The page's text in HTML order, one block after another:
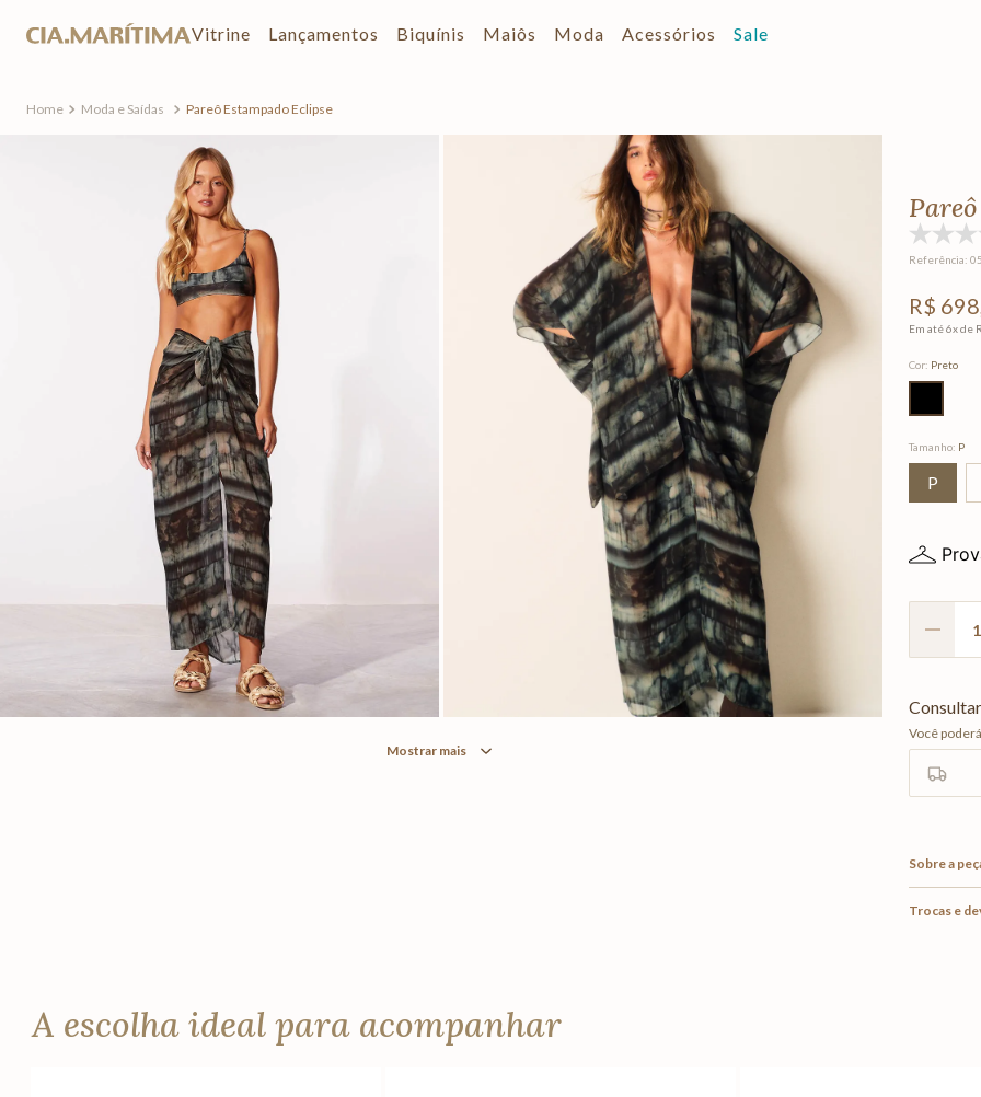
Vitrine Lançamentos Biquínis Maiôs Moda Acessórios Sale
Moda e Saídas Pareô Estampado Eclipse
Mostrar mais
Referência:
R$ 698
Em até6x de
Cor: Preto
Tamanho: P
P
Sobre a
Trocas e
A escolha ideal para acompanhar